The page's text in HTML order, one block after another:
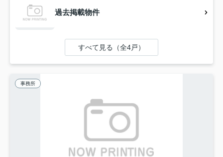
過去掲載物件
すべて見る（全4戸）
事務所